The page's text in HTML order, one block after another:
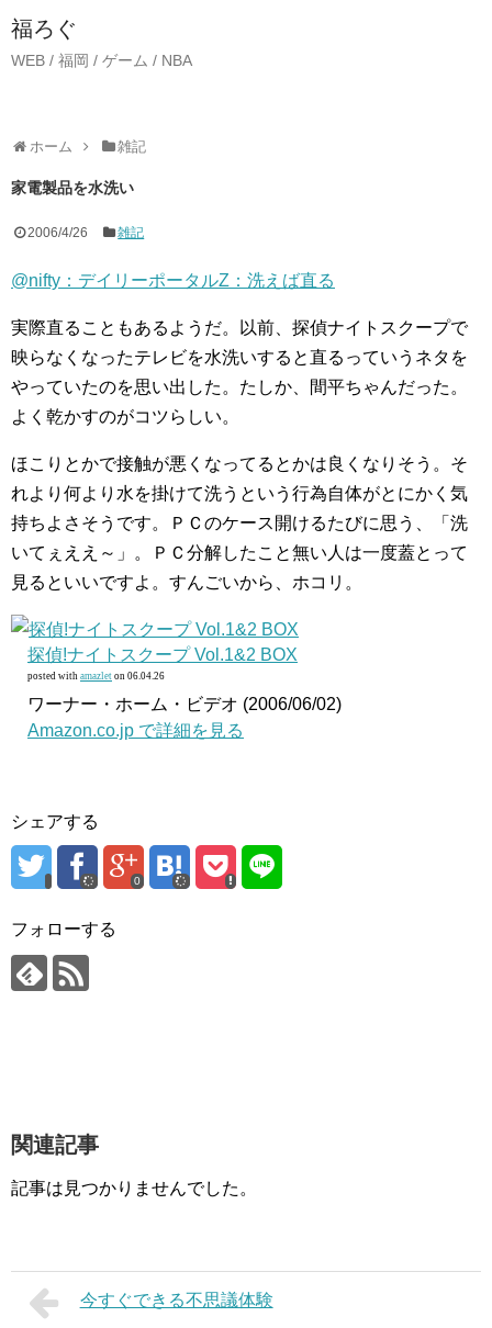
福ろぐ
WEB / 福岡 / ゲーム / NBA
ホーム 雑記
家電製品を水洗い
2006/4/26 雑記
@nifty：デイリーポータルZ：洗えば直る
実際直ることもあるようだ。以前、探偵ナイトスクープで
映らなくなったテレビを水洗いすると直るっていうネタを
やっていたのを思い出した。たしか、間平ちゃんだった。
よく乾かすのがコツらしい。
ほこりとかで接触が悪くなってるとかは良くなりそう。そ
れより何より水を掛けて洗うという行為自体がとにかく気
持ちよさそうです。ＰＣのケース開けるたびに思う、「洗
いてぇええ～」。ＰＣ分解したこと無い人は一度蓋とって
見るといいですよ。すんごいから、ホコリ。
探偵!ナイトスクープ Vol.1&2 BOX
posted with amazlet on 06.04.26
ワーナー・ホーム・ビデオ (2006/06/02)
Amazon.co.jp で詳細を見る
シェアする
0
フォローする
関連記事
記事は見つかりませんでした。
今すぐできる不思議体験